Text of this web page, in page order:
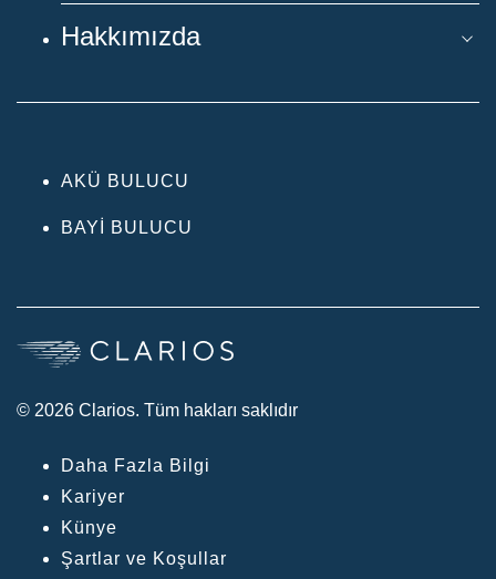
Hakkımızda
AKÜ BULUCU
BAYI BULUCU
© 2026 Clarios. Tüm hakları saklıdır
Daha Fazla Bilgi
Kariyer
Künye
Şartlar ve Koşullar